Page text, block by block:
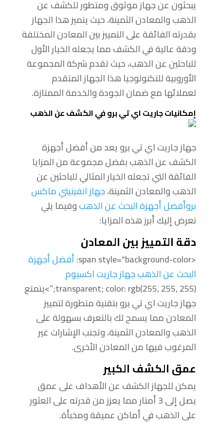
يبحثون عن جهاز موثوق ومتطور للكشف عن
الذهب والمعادن الثمينة، حيث يتميز هذا الجهاز
بقدرته الفائقة على التمييز بين المعادن المختلفة
ودقة عالية في الكشف مما يجعله الخيار الأول
للباحثين عن الذهب، حيث تقدم شركة المجموعة
الأوروبية للتكنولوجيا هذا الجهاز المتقدم
لعملائها مع ضمان الجودة والخدمة الممتازة.
إمكانيات جاريت اي تي برو في الكشف عن الذهب
جهاز جاريت اي تي برو يعد من أفضل أجهزة
الكشف عن الذهب بفضل مجموعة من المزايا
الفائقة التي تجعله الخيار المثالي للباحثين عن
الذهب والمعادن الثمينة،جهاز انفينيتي ماكس
بروأفضل أجهزة البحث عن الذهبوفيما يلي
نعرض إليك أبرز هذه المزايا:
دقة التمييز بين المعادن
<span style="background-color:
أفضل أجهزة
البحث عن الذهب جهاز جاريت اكسيوم
transparent; color: rgb(255, 255, 255);”>يتمتع
جهاز جاريت اي تي برو بتقنية متطورة لتمييز
المعادن مما يسمح لك بالتعرف بسهولة على
الذهب والمعادن الثمينة، وتجنب الإشارات غير
المرغوب فيها من المعادن الأخرى.
عمق الكشف الكبير
يمكن للجهاز الكشف عن الأهداف على عمق
يصل إلى 3 أمتار مما يعزز من قدرته على العثور
على الذهب في أماكن عميقة ومخبأة.